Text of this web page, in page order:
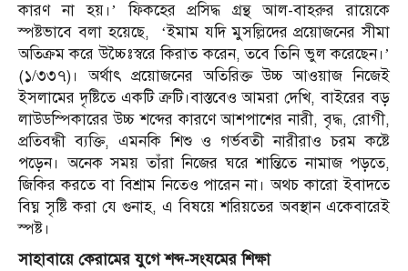
কারণ না হয়।’ ফিকহের প্রসিদ্ধ গ্রন্থ আল-বাহরুর রায়েকে
স্পষ্টভাবে বলা হয়েছে, ‘ইমাম যদি মুসল্লিদের প্রয়োজনের সীমা
অতিক্রম করে উচ্চৈঃস্বরে কিরাত করেন, তবে তিনি ভুল করেছেন।’
(১/৩৩৭)। অর্থাৎ প্রয়োজনের অতিরিক্ত উচ্চ আওয়াজ নিজেই
ইসলামের দৃষ্টিতে একটি ত্রুটি।বাস্তবেও আমরা দেখি, বাইরের বড়
লাউডস্পিকারের উচ্চ শব্দের কারণে আশপাশের নারী, বৃদ্ধ, রোগী,
প্রতিবন্ধী ব্যক্তি, এমনকি শিশু ও গর্ভবতী নারীরাও চরম কষ্টে
পড়েন। অনেক সময় তাঁরা নিজের ঘরে শান্তিতে নামাজ পড়তে,
জিকির করতে বা বিশ্রাম নিতেও পারেন না। অথচ কারো ইবাদতে
বিঘ্ন সৃষ্টি করা যে গুনাহ, এ বিষয়ে শরিয়তের অবস্থান একেবারেই
স্পষ্ট।
সাহাবায়ে কেরামের যুগে শব্দ-সংযমের শিক্ষা